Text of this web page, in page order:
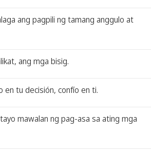
ang pagpili ng tamang anggulo at
ang mga bisig.
en tu decisión, confío en ti.
mawalan ng pag-asa sa ating mga